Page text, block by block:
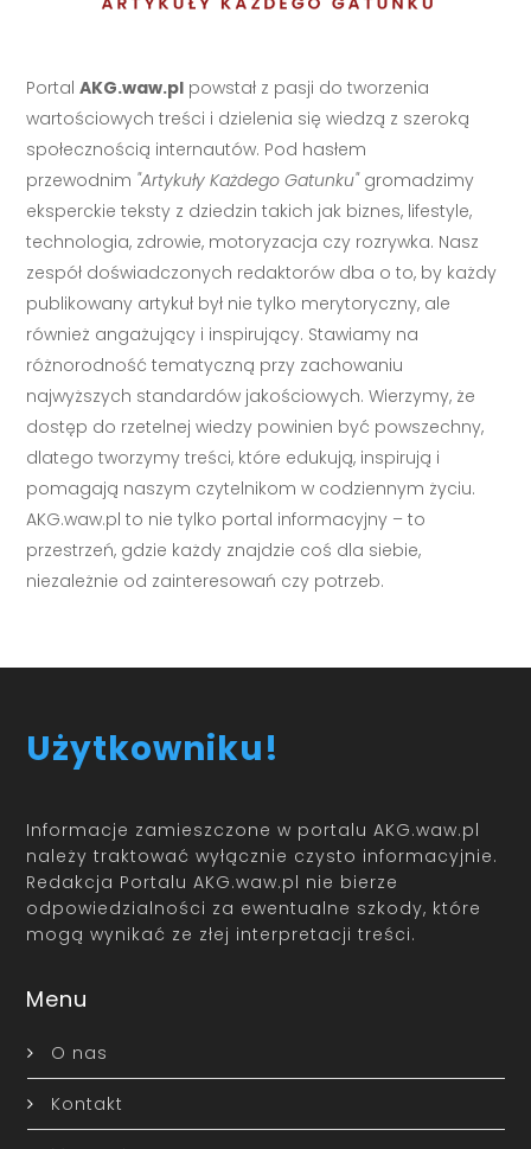
PortalAKG.waw.pl powstał z pasji do tworzenia
wartościowych treści i dzielenia się wiedzą z szeroką
społecznością internautów. Pod hasłem
przewodnim "Artykuły Każdego Gatunku"gromadzimy
eksperckie teksty z dziedzin takich jak biznes, lifestyle,
technologia, zdrowie, motoryzacja czy rozrywka. Nasz
zespół doświadczonych redaktorów dba o to, by każdy
publikowany artykuł był nie tylko merytoryczny, ale
również angażujący i inspirujący. Stawiamy na
różnorodność tematyczną przy zachowaniu
najwyższych standardów jakościowych. Wierzymy, że
dostęp do rzetelnej wiedzy powinien być powszechny,
dlatego tworzymy treści, które edukują, inspirują i
pomagają naszym czytelnikom w codziennym życiu.
AKG.waw.pl to nie tylko portal informacyjny – to
przestrzeń, gdzie każdy znajdzie coś dla siebie,
niezależnie od zainteresowań czy potrzeb.
Użytkowniku!
Informacje zamieszczone w portalu AKG.waw.pl
należy traktować wyłącznie czysto informacyjnie.
Redakcja Portalu AKG.waw.pl nie bierze
odpowiedzialności za ewentualne szkody, które
mogą wynikać ze złej interpretacji treści.
Menu
O nas
Kontakt